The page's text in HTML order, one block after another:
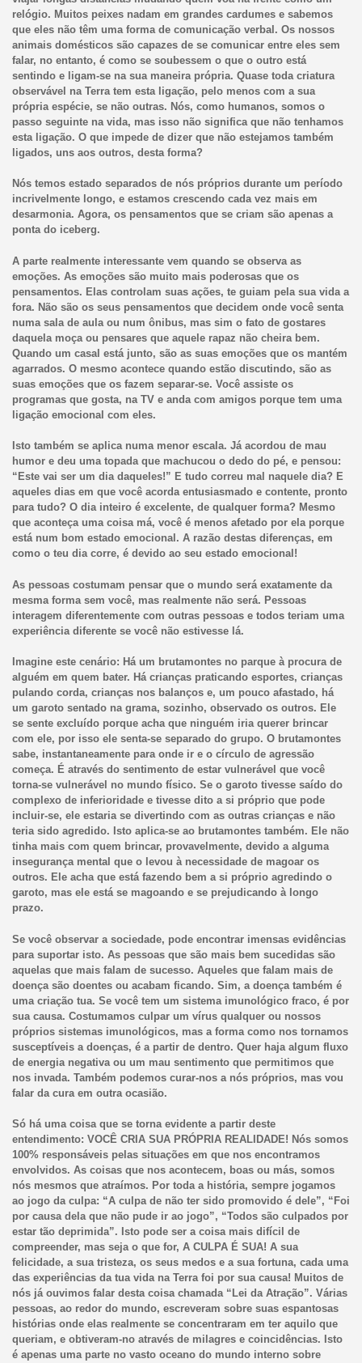
relógio. Muitos peixes nadam em grandes cardumes e sabemos
que eles não têm uma forma de comunicação verbal. Os nossos
animais domésticos são capazes de se comunicar entre eles sem
falar, no entanto, é como se soubessem o que o outro está
sentindo e ligam-se na sua maneira própria. Quase toda criatura
observável na Terra tem esta ligação, pelo menos com a sua
própria espécie, se não outras. Nós, como humanos, somos o
passo seguinte na vida, mas isso não significa que não tenhamos
esta ligação. O que impede de dizer que não estejamos também
ligados, uns aos outros, desta forma?
Nós temos estado separados de nós próprios durante um período
incrivelmente longo, e estamos crescendo cada vez mais em
desarmonia. Agora, os pensamentos que se criam são apenas a
ponta do iceberg.
A parte realmente interessante vem quando se observa as
emoções. As emoções são muito mais poderosas que os
pensamentos. Elas controlam suas ações, te guiam pela sua vida a
fora. Não são os seus pensamentos que decidem onde você senta
numa sala de aula ou num ônibus, mas sim o fato de gostares
daquela moça ou pensares que aquele rapaz não cheira bem.
Quando um casal está junto, são as suas emoções que os mantém
agarrados. O mesmo acontece quando estão discutindo, são as
suas emoções que os fazem separar-se. Você assiste os
programas que gosta, na TV e anda com amigos porque tem uma
ligação emocional com eles.
Isto também se aplica numa menor escala. Já acordou de mau
humor e deu uma topada que machucou o dedo do pé, e pensou:
“Este vai ser um dia daqueles!” E tudo correu mal naquele dia? E
aqueles dias em que você acorda entusiasmado e contente, pronto
para tudo? O dia inteiro é excelente, de qualquer forma? Mesmo
que aconteça uma coisa má, você é menos afetado por ela porque
está num bom estado emocional. A razão destas diferenças, em
como o teu dia corre, é devido ao seu estado emocional!
As pessoas costumam pensar que o mundo será exatamente da
mesma forma sem você, mas realmente não será. Pessoas
interagem diferentemente com outras pessoas e todos teriam uma
experiência diferente se você não estivesse lá.
Imagine este cenário: Há um brutamontes no parque à procura de
alguém em quem bater. Há crianças praticando esportes, crianças
pulando corda, crianças nos balanços e, um pouco afastado, há
um garoto sentado na grama, sozinho, observado os outros. Ele
se sente excluído porque acha que ninguém iria querer brincar
com ele, por isso ele senta-se separado do grupo. O brutamontes
sabe, instantaneamente para onde ir e o círculo de agressão
começa. É através do sentimento de estar vulnerável que você
torna-se vulnerável no mundo físico. Se o garoto tivesse saído do
complexo de inferioridade e tivesse dito a si próprio que pode
incluir-se, ele estaria se divertindo com as outras crianças e não
teria sido agredido. Isto aplica-se ao brutamontes também. Ele não
tinha mais com quem brincar, provavelmente, devido a alguma
insegurança mental que o levou à necessidade de magoar os
outros. Ele acha que está fazendo bem a si próprio agredindo o
garoto, mas ele está se magoando e se prejudicando à longo
prazo.
Se você observar a sociedade, pode encontrar imensas evidências
para suportar isto. As pessoas que são mais bem sucedidas são
aquelas que mais falam de sucesso. Aqueles que falam mais de
doença são doentes ou acabam ficando. Sim, a doença também é
uma criação tua. Se você tem um sistema imunológico fraco, é por
sua causa. Costumamos culpar um vírus qualquer ou nossos
próprios sistemas imunológicos, mas a forma como nos tornamos
susceptíveis a doenças, é a partir de dentro. Quer haja algum fluxo
de energia negativa ou um mau sentimento que permitimos que
nos invada. Também podemos curar-nos a nós próprios, mas vou
falar da cura em outra ocasião.
Só há uma coisa que se torna evidente a partir deste
entendimento: VOCÊ CRIA SUA PRÓPRIA REALIDADE! Nós somos
100% responsáveis pelas situações em que nos encontramos
envolvidos. As coisas que nos acontecem, boas ou más, somos
nós mesmos que atraímos. Por toda a história, sempre jogamos
ao jogo da culpa: “A culpa de não ter sido promovido é dele”, “Foi
por causa dela que não pude ir ao jogo”, “Todos são culpados por
estar tão deprimida”. Isto pode ser a coisa mais difícil de
compreender, mas seja o que for, A CULPA É SUA! A sua
felicidade, a sua tristeza, os seus medos e a sua fortuna, cada uma
das experiências da tua vida na Terra foi por sua causa! Muitos de
nós já ouvimos falar desta coisa chamada “Lei da Atração”. Várias
pessoas, ao redor do mundo, escreveram sobre suas espantosas
histórias onde elas realmente se concentraram em ter aquilo que
queriam, e obtiveram-no através de milagres e coincidências. Isto
é apenas uma parte no vasto oceano do mundo interno sobre